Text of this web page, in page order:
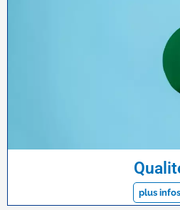
plus infos